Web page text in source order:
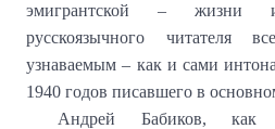
эмигрантской – жизни
русскоязычного читателя
узнаваемым – как и сами
1940 годов писавшего в
Андрей Бабиков,